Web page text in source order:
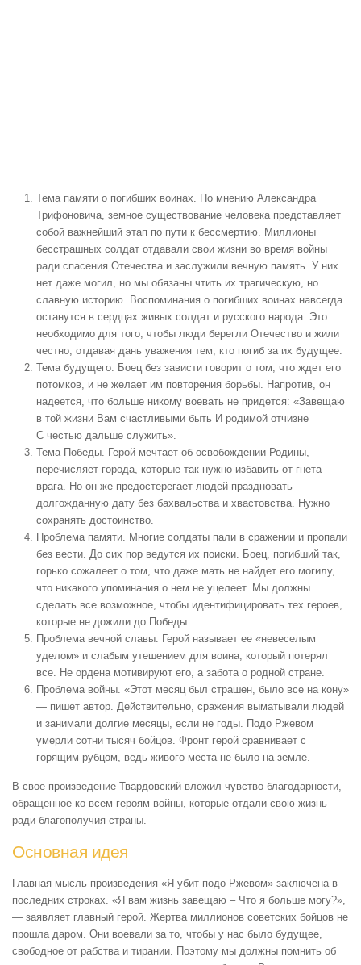
Тема памяти о погибших воинах. По мнению Александра
Трифоновича, земное существование человека представляет
собой важнейший этап по пути к бессмертию. Миллионы
бесстрашных солдат отдавали свои жизни во время войны
ради спасения Отечества и заслужили вечную память. У них
нет даже могил, но мы обязаны чтить их трагическую, но
славную историю. Воспоминания о погибших воинах навсегда
останутся в сердцах живых солдат и русского народа. Это
необходимо для того, чтобы люди берегли Отечество и жили
честно, отдавая дань уважения тем, кто погиб за их будущее.
Тема будущего. Боец без зависти говорит о том, что ждет его
потомков, и не желает им повторения борьбы. Напротив, он
надеется, что больше никому воевать не придется: «Завещаю
в той жизни Вам счастливыми быть И родимой отчизне
С честью дальше служить».
Тема Победы. Герой мечтает об освобождении Родины,
перечисляет города, которые так нужно избавить от гнета
врага. Но он же предостерегает людей праздновать
долгожданную дату без бахвальства и хвастовства. Нужно
сохранять достоинство.
Проблема памяти. Многие солдаты пали в сражении и пропали
без вести. До сих пор ведутся их поиски. Боец, погибший так,
горько сожалеет о том, что даже мать не найдет его могилу,
что никакого упоминания о нем не уцелеет. Мы должны
сделать все возможное, чтобы идентифицировать тех героев,
которые не дожили до Победы.
Проблема вечной славы. Герой называет ее «невеселым
уделом» и слабым утешением для воина, который потерял
все. Не ордена мотивируют его, а забота о родной стране.
Проблема войны. «Этот месяц был страшен, было все на кону»
— пишет автор. Действительно, сражения выматывали людей
и занимали долгие месяцы, если не годы. Подо Ржевом
умерли сотни тысяч бойцов. Фронт герой сравнивает с
горящим рубцом, ведь живого места не было на земле.
В свое произведение Твардовский вложил чувство благодарности,
обращенное ко всем героям войны, которые отдали свою жизнь
ради благополучия страны.
Основная идея
Главная мысль произведения «Я убит подо Ржевом» заключена в
последних строках. «Я вам жизнь завещаю – Что я больше могу?»,
— заявляет главный герой. Жертва миллионов советских бойцов не
прошла даром. Они воевали за то, чтобы у нас было будущее,
свободное от рабства и тирании. Поэтому мы должны помнить об